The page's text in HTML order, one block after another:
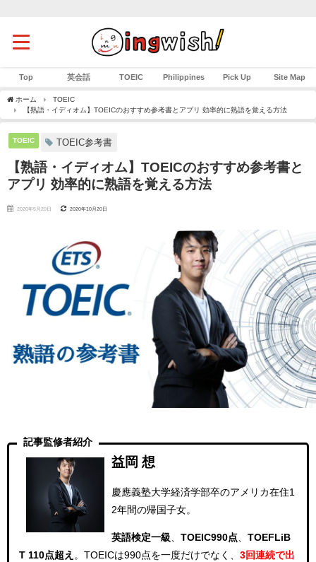
Top 英会話 TOEIC Philippines Pick Up Site Map
ホーム
TOEIC
【熟語・イディオム】TOEICのおすすめ参考書とアプリ 効率的に熟語を覚える方法
TOEIC TOEIC参考書
【熟語・イディオム】TOEICのおすすめ参考書と
アプリ 効率的に熟語を覚える方法
2020年5月20日 2020年10月20日
記事監修者紹介
益岡 想
慶應義塾大学経済学部卒のアメリカ在住1
2年間の帰国子女。
英語検定一級 、TOEIC990点 、TOEFLiB
T 110点超え 。 TOEICは990点を一度だけでなく、 3回連続で出